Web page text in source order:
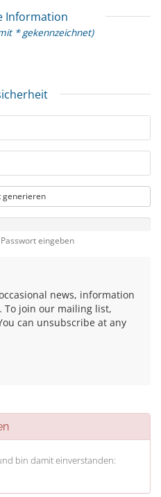
Information
* gekennzeichnet)
generieren
eingeben
news, information
To join our mailing list,
can unsubscribe at any
bin damit einverstanden: